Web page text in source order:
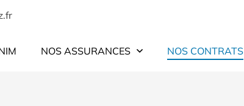
NOS ASSURANCES NOS CONTRATS